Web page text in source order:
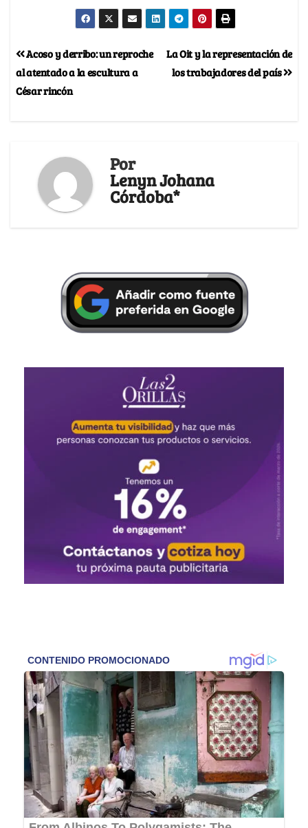
La Oit y la representación de
los trabajadores del país
Acoso y derribo: un reproche
al atentado a la escultura a
César rincón
Por
Lenyn Johana
Córdoba*